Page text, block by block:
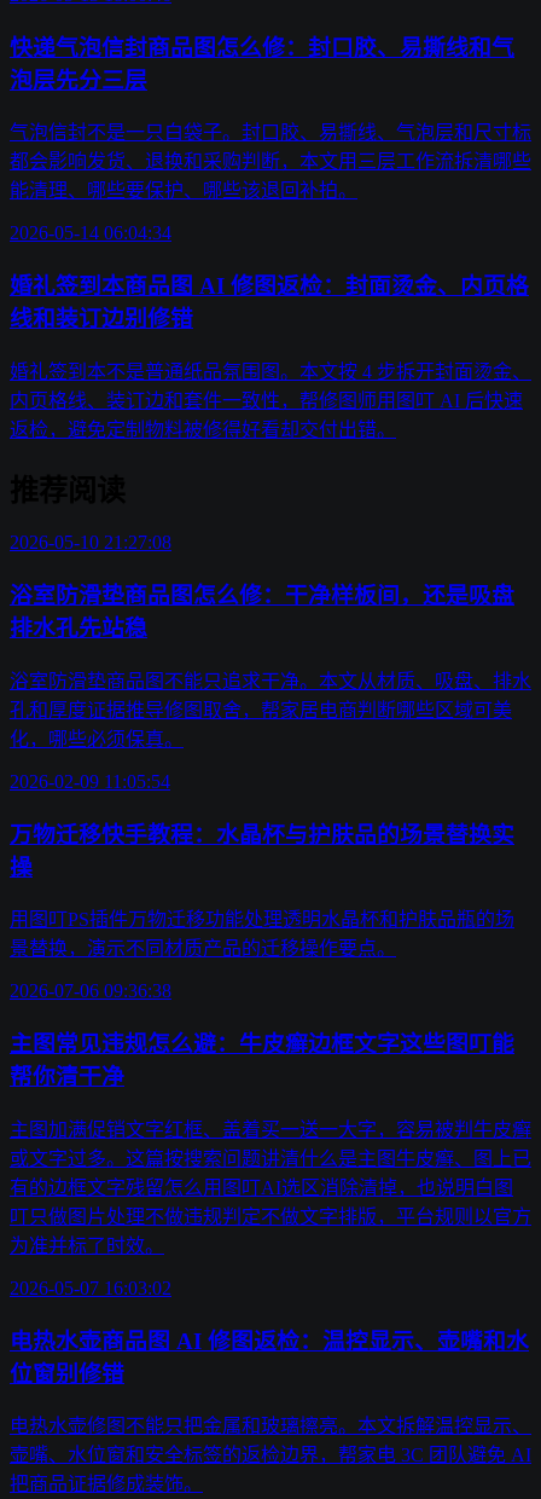
快递气泡信封商品图怎么修：封口胶、易撕线和气
泡层先分三层
气泡信封不是一只白袋子。封口胶、易撕线、气泡层和尺寸标
都会影响发货、退换和采购判断，本文用三层工作流拆清哪些
能清理、哪些要保护、哪些该退回补拍。
2026-05-14 06:04:34
婚礼签到本商品图 AI 修图返检：封面烫金、内页格
线和装订边别修错
婚礼签到本不是普通纸品氛围图。本文按 4 步拆开封面烫金、
内页格线、装订边和套件一致性，帮修图师用图叮 AI 后快速
返检，避免定制物料被修得好看却交付出错。
2026-05-10 21:27:08
浴室防滑垫商品图怎么修：干净样板间，还是吸盘
排水孔先站稳
浴室防滑垫商品图不能只追求干净。本文从材质、吸盘、排水
孔和厚度证据推导修图取舍，帮家居电商判断哪些区域可美
化，哪些必须保真。
2026-02-09 11:05:54
万物迁移快手教程：水晶杯与护肤品的场景替换实
操
用图叮PS插件万物迁移功能处理透明水晶杯和护肤品瓶的场
景替换，演示不同材质产品的迁移操作要点。
2026-07-06 09:36:38
主图常见违规怎么避：牛皮癣边框文字这些图叮能
帮你清干净
主图加满促销文字红框、盖着买一送一大字，容易被判牛皮癣
或文字过多。这篇按搜索问题讲清什么是主图牛皮癣、图上已
有的边框文字残留怎么用图叮AI选区消除清掉，也说明白图
叮只做图片处理不做违规判定不做文字排版，平台规则以官方
为准并标了时效。
2026-05-07 16:03:02
电热水壶商品图 AI 修图返检：温控显示、壶嘴和水
位窗别修错
电热水壶修图不能只把金属和玻璃擦亮。本文拆解温控显示、
壶嘴、水位窗和安全标签的返检边界，帮家电 3C 团队避免 AI
把商品证据修成装饰。